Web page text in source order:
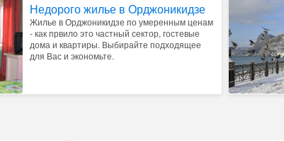
Недорого жилье в Орджоникидзе
Жилье в Орджоникидзе по умеренным ценам
- как првило это частный сектор, гостевые
дома и квартиры. Выбирайте подходящее
для Вас и экономьте.